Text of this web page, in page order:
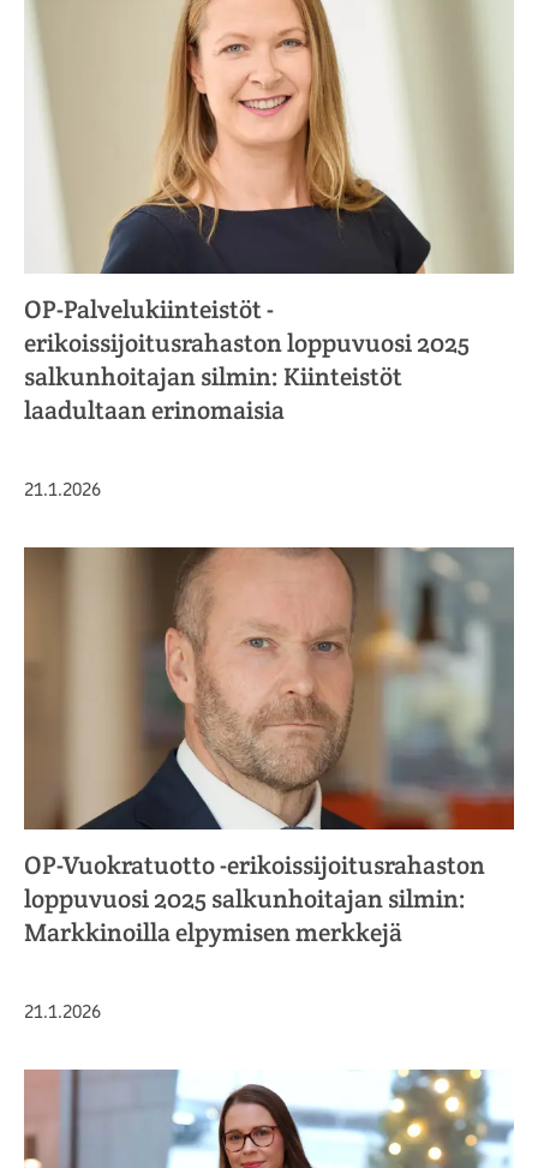
OP-Palvelukiinteistöt -
erikoissijoitusrahaston loppuvuosi 2025
salkunhoitajan silmin: Kiinteistöt
laadultaan erinomaisia
Julkaistu
21.1.2026
OP-Vuokratuotto -erikoissijoitusrahaston
loppuvuosi 2025 salkunhoitajan silmin:
Markkinoilla elpymisen merkkejä
Julkaistu
21.1.2026